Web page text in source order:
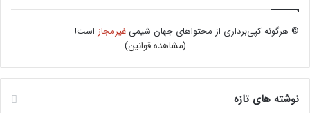
© هرگونه کپی‌برداری از محتواهای جهان شیمیغیرمجاز است!
(مشاهده قوانین)
نوشته های تازه